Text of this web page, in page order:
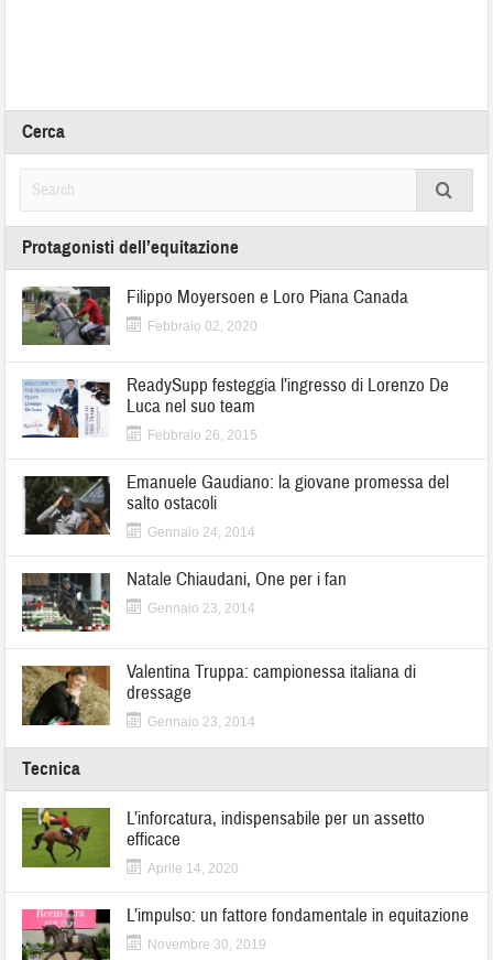
Cerca
Protagonisti dell’equitazione
Filippo Moyersoen e Loro Piana Canada
Febbraio 02, 2020
ReadySupp festeggia l’ingresso di Lorenzo De
Luca nel suo team
Febbraio 26, 2015
Emanuele Gaudiano: la giovane promessa del
salto ostacoli
Gennaio 24, 2014
Natale Chiaudani, One per i fan
Gennaio 23, 2014
Valentina Truppa: campionessa italiana di
dressage
Gennaio 23, 2014
Tecnica
L’inforcatura, indispensabile per un assetto
efficace
Aprile 14, 2020
L’impulso: un fattore fondamentale in equitazione
Novembre 30, 2019